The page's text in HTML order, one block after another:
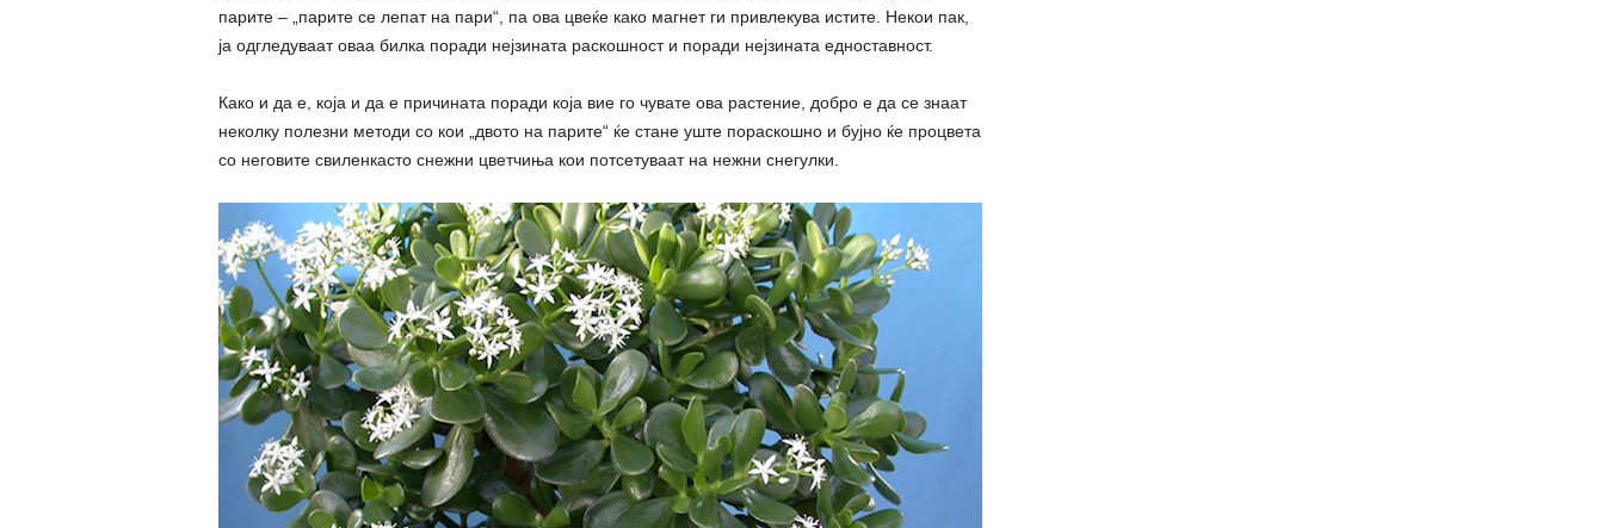
парите – „парите се лепат на пари“, па ова цвеќе како магнет ги привлекува истите. Некои пак,
ја одгледуваат оваа билка поради нејзината раскошност и поради нејзината едноставност.
Како и да е, која и да е причината поради која вие го чувате ова растение, добро е да се знаат
неколку полезни методи со кои „двото на парите“ ќе стане уште пораскошно и бујно ќе процвета
со неговите свиленкасто снежни цветчиња кои потсетуваат на нежни снегулки.